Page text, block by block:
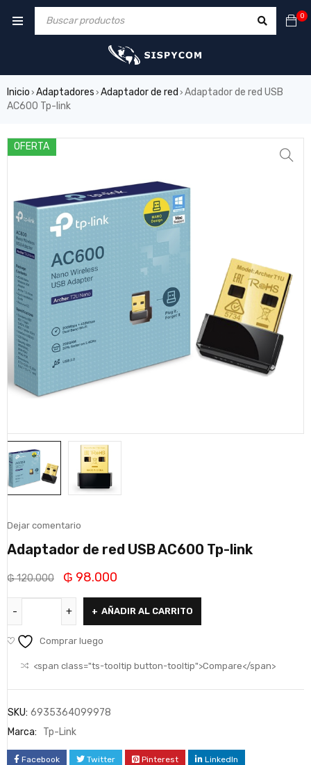
0
Inicio › Adaptadores › Adaptador de red › Adaptador de red USB
AC600 Tp-link
OFERTA
Dejar comentario
Adaptador de red USB AC600 Tp-link
₲120.000 ₲ 98.000
AÑADIR AL CARRITO
Comprar luego
<span class="ts-tooltip button-tooltip">Compare</span>
SKU: 6935364099978
Marca:
Tp-Link
Facebook Twitter Pinterest LinkedIn